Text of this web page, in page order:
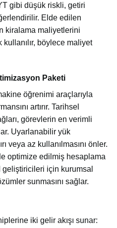
gibi düşük riskli, getiri
Elde edilen
kiralama maliyetlerini
böylece maliyet
Paketi
öğrenimi araçlarıyla
artırır. Tarihsel
görevlerin en verimli
Uyarlanabilir yük
veya az kullanılmasını önler.
optimize edilmiş hesaplama
için kurumsal
sunmasını sağlar.
iki gelir akışı sunar: